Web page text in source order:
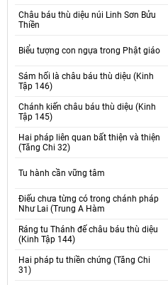
Châu báu thù diệu núi Linh Sơn Bửu
Thiền
Biểu tượng con ngựa trong Phật giáo
Sám hối là châu báu thù diệu (Kinh
Tập 146)
Chánh kiến châu báu thù diệu (Kinh
Tập 145)
Hai pháp liên quan bất thiện và thiện
(Tăng Chi 32)
Tu hành cần vững tâm
Điếu chưa từng có trong chánh pháp
Như Lai (Trung A Hàm
Ráng tu Thánh đế châu báu thù diệu
(Kinh Tập 144)
Hai pháp tu thiền chứng (Tăng Chi
31)